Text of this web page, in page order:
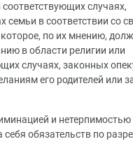
случаях,
в соответствии со
по их мнению,
в области религии или
случаях, законных
его родителей или
и нетерпимостью
обязательств по